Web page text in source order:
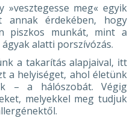
»vesztegesse meg« egyik
annak érdekében, hogy
piszkos munkát, mint a
alatti porszívózás.
a takarítás alapjaival, itt
a helyiséget, ahol életünk
– a hálószobát. Végig
melyekkel meg tudjuk